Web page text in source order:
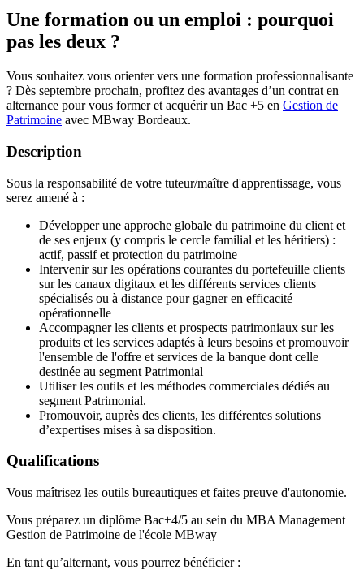
Une formation ou un emploi : pourquoi
pas les deux ?
Vous souhaitez vous orienter vers une formation professionnalisante
? Dès septembre prochain, profitez des avantages d’un contrat en
alternance pour vous former et acquérir un Bac +5 en Gestion de
Patrimoine avec MBway Bordeaux.
Description
Sous la responsabilité de votre tuteur/maître d'apprentissage, vous
serez amené à :
Développer une approche globale du patrimoine du client et
de ses enjeux (y compris le cercle familial et les héritiers) :
actif, passif et protection du patrimoine
Intervenir sur les opérations courantes du portefeuille clients
sur les canaux digitaux et les différents services clients
spécialisés ou à distance pour gagner en efficacité
opérationnelle
Accompagner les clients et prospects patrimoniaux sur les
produits et les services adaptés à leurs besoins et promouvoir
l'ensemble de l'offre et services de la banque dont celle
destinée au segment Patrimonial
Utiliser les outils et les méthodes commerciales dédiés au
segment Patrimonial.
Promouvoir, auprès des clients, les différentes solutions
d’expertises mises à sa disposition.
Qualifications
Vous maîtrisez les outils bureautiques et faites preuve d'autonomie.
Vous préparez un diplôme Bac+4/5 au sein du MBA Management
Gestion de Patrimoine de l'école MBway
En tant qu’alternant, vous pourrez bénéficier :